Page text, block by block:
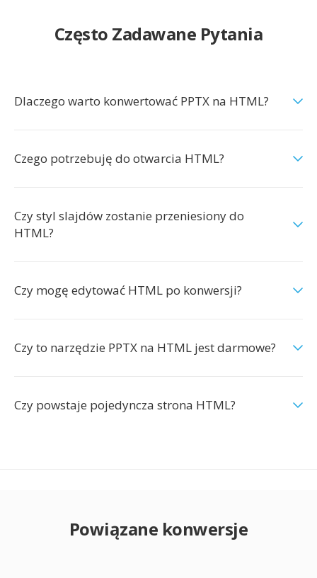
Często Zadawane Pytania
Dlaczego warto konwertować PPTX na HTML?
Czego potrzebuję do otwarcia HTML?
Czy styl slajdów zostanie przeniesiony do
HTML?
Czy mogę edytować HTML po konwersji?
Czy to narzędzie PPTX na HTML jest darmowe?
Czy powstaje pojedyncza strona HTML?
Powiązane konwersje